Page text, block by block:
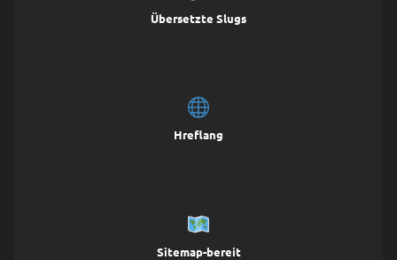
Übersetzte Slugs
Hreflang
Sitemap-bereit